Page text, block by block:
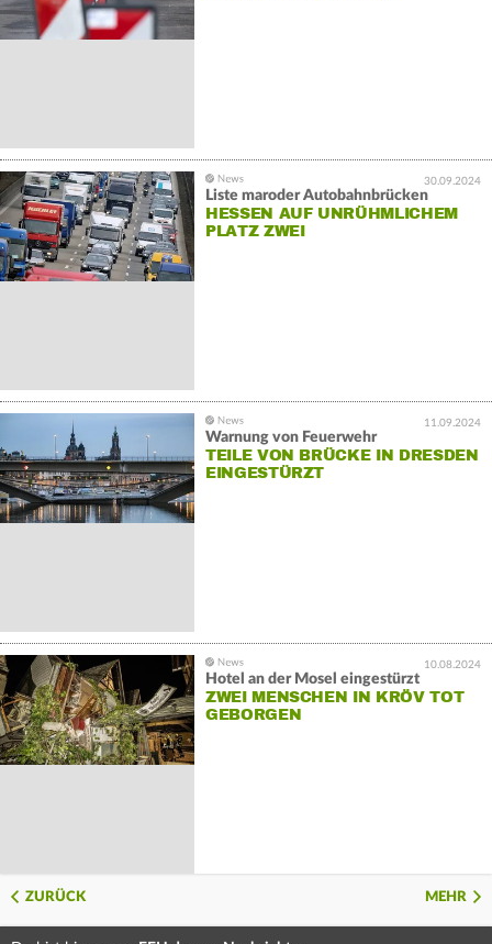
30.09.2024
Liste maroder Autobahnbrücken
HESSEN AUF UNRÜHMLICHEM
PLATZ ZWEI
11.09.2024
Warnung von Feuerwehr
TEILE VON BRÜCKE IN DRESDEN
EINGESTÜRZT
10.08.2024
Hotel an der Mosel eingestürzt
ZWEI MENSCHEN IN KRÖV TOT
GEBORGEN
ZURÜCK MEHR